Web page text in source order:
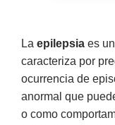
La epilepsia es
caracteriza por
ocurrencia de
anormal que
o como